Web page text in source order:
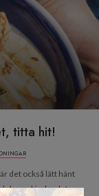
titta hit!
det också lätt hänt
av erbjudandet